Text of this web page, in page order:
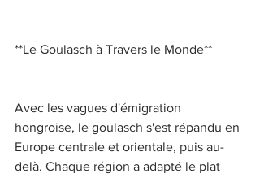
**Le Goulasch à Travers le Monde**
Avec les vagues d'émigration
hongroise, le goulasch s'est répandu en
Europe centrale et orientale, puis au-
delà. Chaque région a adapté le plat